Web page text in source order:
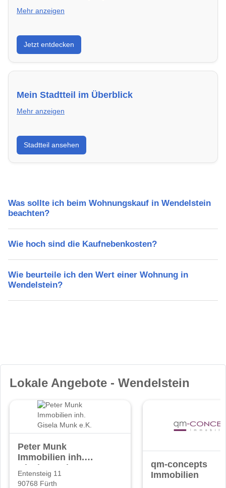
Mehr anzeigen
Entdecke Neubauprojekte in Wendelstein – modern,
energieeffizient und sofort bezugsfertig.
Jetzt entdecken
Mein Stadtteil im Überblick
Mehr anzeigen
Erfahre mehr über deinen Stadtteil in Wendelstein:
Lebensqualität, Verkehrsanbindung, Schulen,
Freizeitmöglichkeiten und Mietpreise.
Stadtteil ansehen
Was sollte ich beim Wohnungskauf in Wendelstein
beachten?
Wie hoch sind die Kaufnebenkosten?
Wie beurteile ich den Wert einer Wohnung in
Wendelstein?
Lokale Angebote - Wendelstein
Peter Munk
Immobilien inh.
Gisela Munk e.K.
Entensteig 11
90768 Fürth
qm-concepts
Immobilien